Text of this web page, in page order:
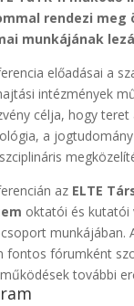
rendezi meg
munkájának
előadásai a
intézmények
célja, hogy
a
az ELTE
oktatói és kutatói
munkájában.
fontos fórumként
további